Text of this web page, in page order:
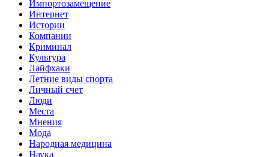
Импортозамещение
Интернет
Истории
Компании
Криминал
Культура
Лайфхаки
Летние виды спорта
Личный счет
Люди
Места
Мнения
Мода
Народная медицина
Наука